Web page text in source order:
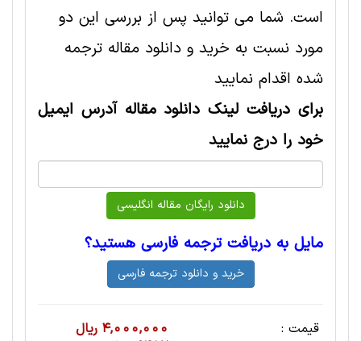
است. شما می توانید پس از بررسی این دو
مورد نسبت به خرید و دانلود مقاله ترجمه
شده اقدام نمایید
برای دریافت لینک دانلود مقاله آدرس ایمیل
خود را درج نمایید
مایل به دریافت ترجمه فارسی هستید؟
قیمت :
4,000,000 ریال